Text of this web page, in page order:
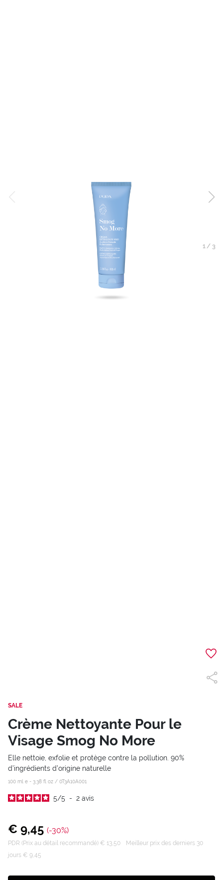
1/ 3
SALE
Crème Nettoyante Pour le
Visage Smog No More
Elle nettoie, exfolie et protège contre la pollution. 90%
d’ingrédients d’origine naturelle
100 ml e - 3.38 fl oz / 0T3A10A001
5/5 - 2 avis
€ 9,45 (-30%)
PDR (Prix au détail recommandé) € 13,50
Meilleur prix des derniers 30
jours € 9,45